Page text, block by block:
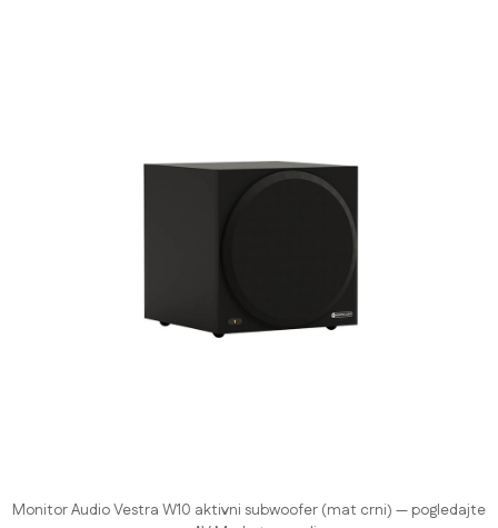
Monitor Audio Vestra W10 aktivni subwoofer (mat crni) — pogledajte